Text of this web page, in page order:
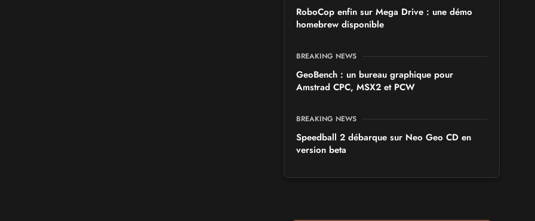
RoboCop enfin sur Mega Drive : une démo
homebrew disponible
BREAKING NEWS
GeoBench : un bureau graphique pour
Amstrad CPC, MSX2 et PCW
BREAKING NEWS
Speedball 2 débarque sur Neo Geo CD en
version beta